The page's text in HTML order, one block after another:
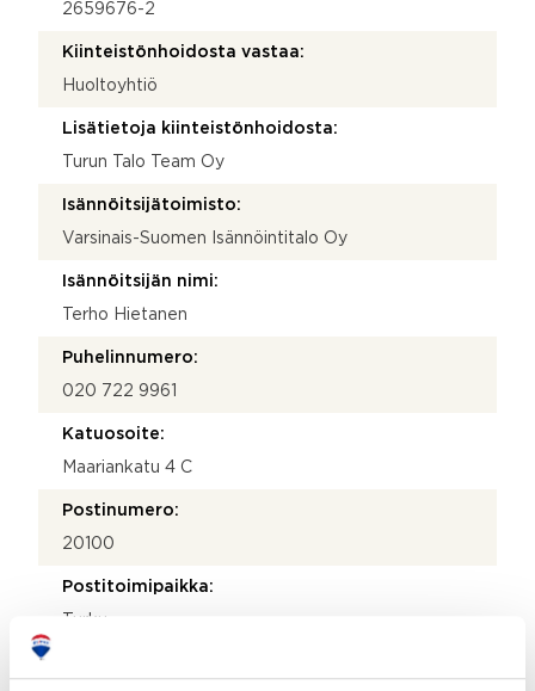
2659676-2
Kiinteistönhoidosta vastaa:
Huoltoyhtiö
Lisätietoja kiinteistönhoidosta:
Turun Talo Team Oy
Isännöitsijätoimisto:
Varsinais-Suomen Isännöintitalo Oy
Isännöitsijän nimi:
Terho Hietanen
Puhelinnumero:
020 722 9961
Katuosoite:
Maariankatu 4 C
Postinumero:
20100
Postitoimipaikka:
Turku